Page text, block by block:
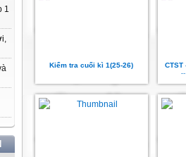
1
Kiểm tra cuối kì 1(25-26)
CTST